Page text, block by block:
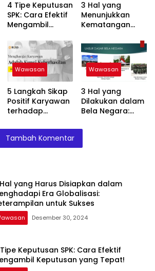
4 Tipe Keputusan
SPK: Cara Efektif
Mengambil
Tepat!
3 Hal yang
Menunjukkan
Kematangan
Tanda Dewasa
dalam
Menghadapi
Hidup
Wawasan
5 Langkah Sikap
Positif Karyawan
terhadap
Keberhasilan
Bisnis Anda!
Wawasan
3 Hal yang
Dilakukan dalam
Bela Negara:
Warga Negara
Tambah Komentar
yang Harus Disiapkan dalam
Era Globalisasi:
untuk Sukses
Desember 30, 2024
Keputusan SPK: Cara Efektif
Keputusan yang Tepat!